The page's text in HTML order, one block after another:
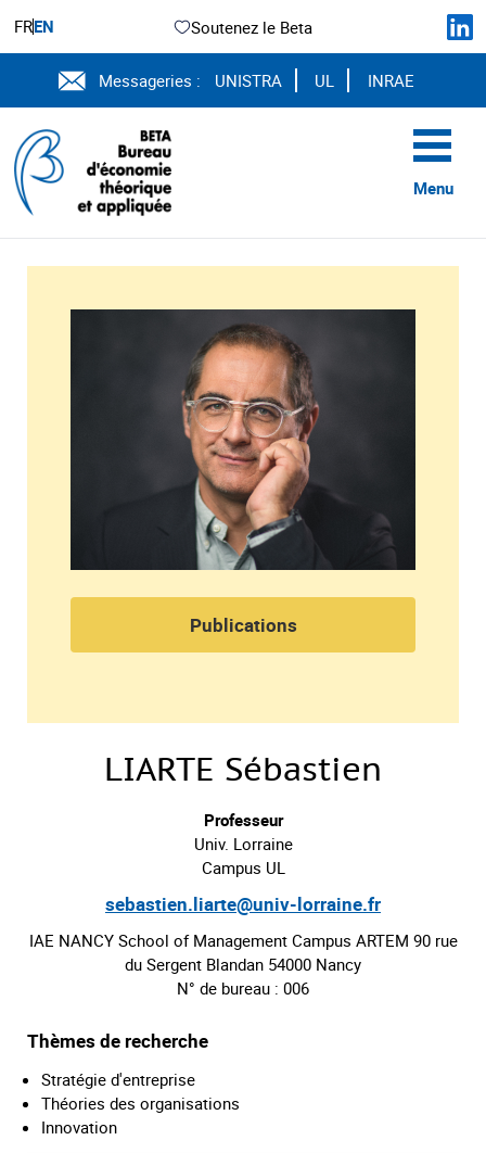
FREN Soutenez le Beta
Messageries : UNISTRA UL INRAE
Menu
Publications
LIARTE Sébastien
Professeur
Univ. Lorraine
Campus UL
sebastien.liarte@univ-lorraine.fr
IAE NANCY School of Management Campus ARTEM 90 rue
du Sergent Blandan 54000 Nancy
N° de bureau : 006
Thèmes de recherche
Stratégie d'entreprise
Théories des organisations
Innovation